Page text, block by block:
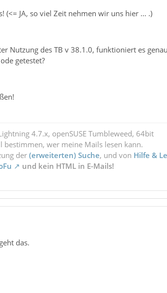
(<= JA, so viel Zeit nehmen wir uns hier ... .)
Nutzung des TB v 38.1.0, funktioniert es
getestet?
4.7.x, openSUSE Tumbleweed, 64bit
bestimmen, wer meine Mails lesen kann.
der(erweiterten) Suche, und von Hilfe &
und kein HTML in E-Mails!
das.